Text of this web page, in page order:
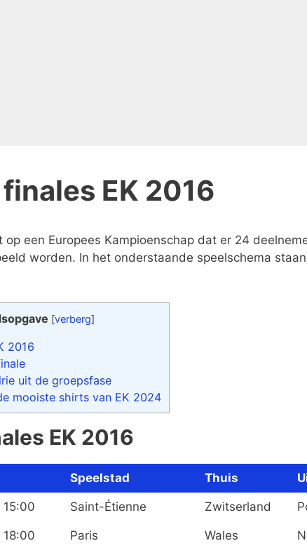
EK 2016
op een Europees Kampioenschap dat er 24
worden. In het onderstaande speelschema
[verberg]
2016
uit de groepsfase
mooiste shirts van EK 2024
EK 2016
Speelstad Thuis
Saint-Étienne Zwitserland
Paris Wales